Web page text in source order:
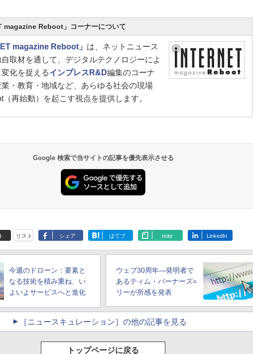
magazine Reboot」コーナーについて
magazine Reboot」 は、ネットニュース
取材を通して、デジタルテクノロジーによ
化を捉えるインプレスR&D編集のコーナ
・教育・地域など、あらゆる社会の現場
（再始動）を起こす視点を提供します。
Google 検索で当サイトの記事を優先表示させる
リスト シェア はてブ note LinkedIn
今週のドローン：要素と
なる技術を積み重ね、い
よいよサービスへと進化
ウェブ30周年―発明者で
あるティム・バーナーズ=
リーが所感を発表
［ニュースキュレーション］の他の記事を見る
トップページに戻る